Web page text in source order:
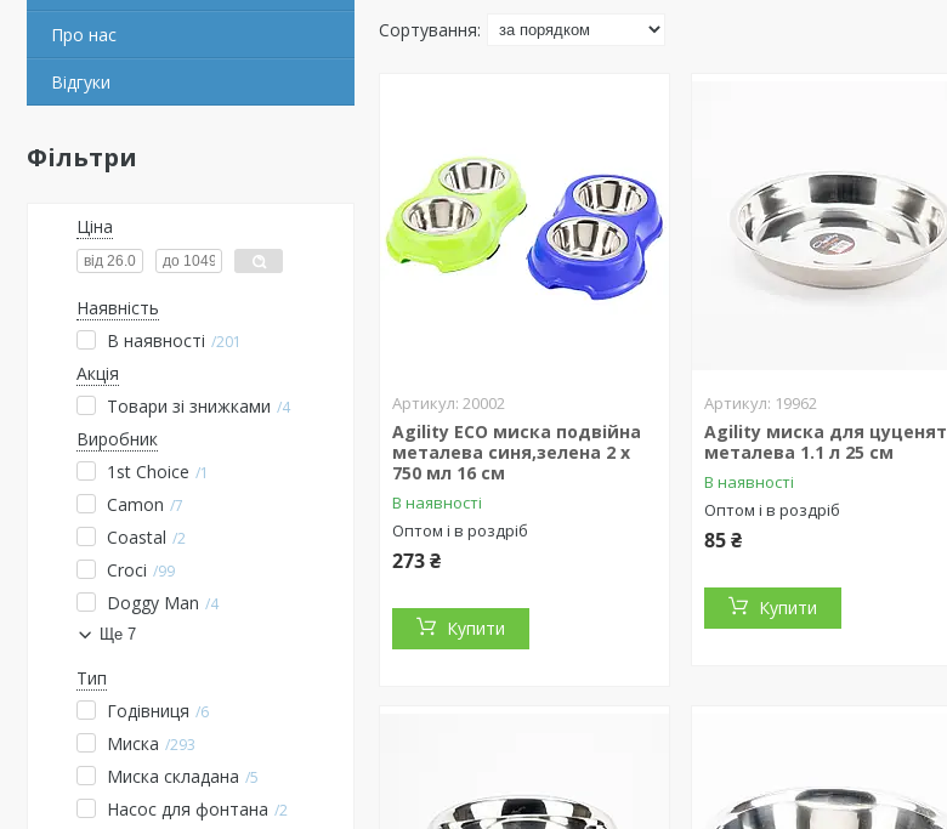
Про нас
Відгуки
Фільтри
Ціна
Наявність
В наявності 201
Акція
Товари зі знижками
4
Виробник
1st Choice
1
Camon 7
Coastal 2
Croci 99
Doggy Man 4
Ще 7
Тип
Годівниця
6
Миска 293
Миска складана 5
Насос для фонтана 2
20002
Agility ECO миска подвійна
металева синя,зелена 2 х
750 мл 16 см
В наявності
Оптом і в роздріб
273 ₴
Купити
19962
Agility миска для цуценят
металева 1.1 л 25 см
В наявності
Оптом і в роздріб
85 ₴
Купити